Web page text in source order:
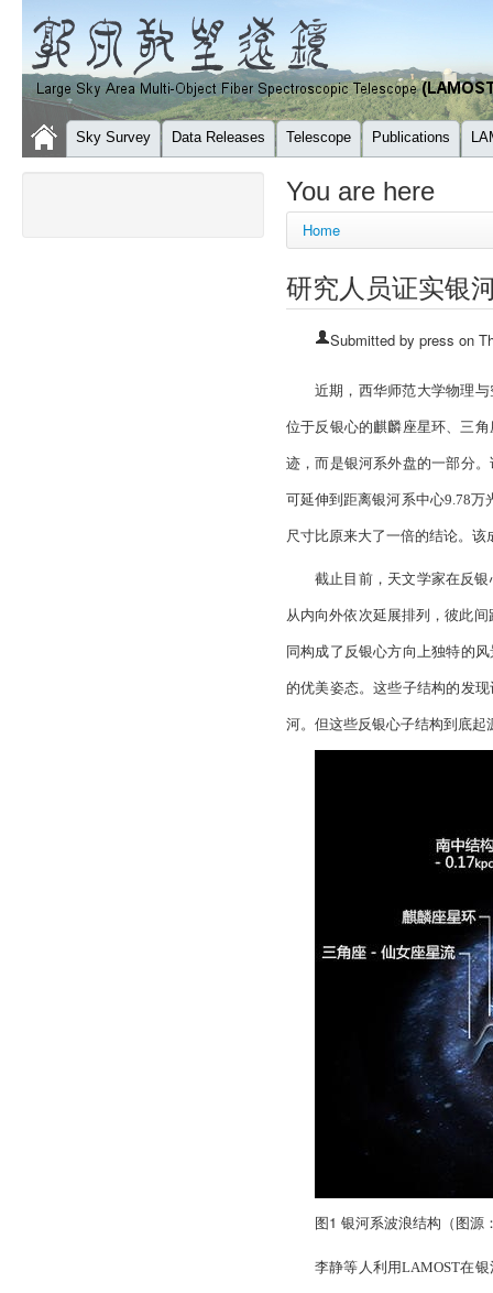
Sky Survey Data Releases Telescope Publications
You are here
Home
研究人员证实银
Submitted by press on
近期，西华师范大学物理
位于反银心的麒麟座星环、三角
迹，而是银河系外盘的一部分
可延伸到距离银河系中心9.78万
尺寸比原来大了一倍的结论。
截止目前，天文学家在反
从内向外依次延展排列，彼此间
同构成了反银心方向上独特的
的优美姿态。这些子结构的发
河。但这些反银心子结构到底
图1 银河系波浪结构（ 图源
李静等人利用LAMOST在银